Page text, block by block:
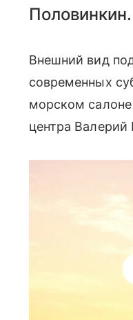
Половинкин.
Внешний вид
современных
морском салоне
центра Валерий